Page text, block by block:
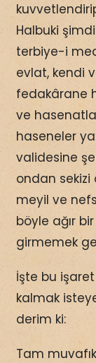
Halbuki
terbiye-i
evlat, kendi
fedakârane
ve
haseneler
validesine
ondan
meyil ve
böyle ağır
girmemek
İşte bu
kalmak
derim ki:
Tam